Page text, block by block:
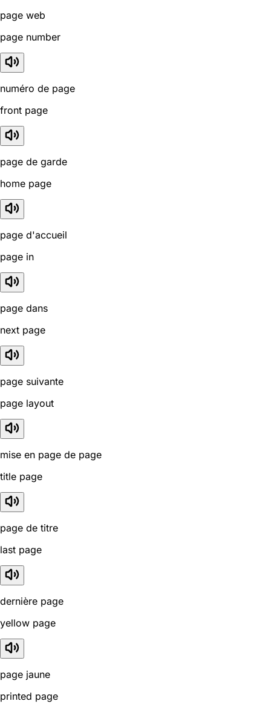
page web
page number
numéro de page
front page
page de garde
home page
page d'accueil
page in
page dans
next page
page suivante
page layout
mise en page de page
title page
page de titre
last page
dernière page
yellow page
page jaune
printed page